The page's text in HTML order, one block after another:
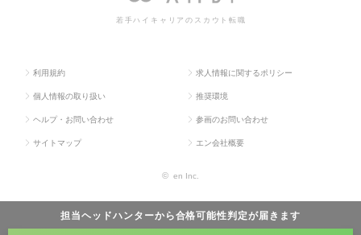
担当ヘッドハンターから合格可能性判定が届きます
若手ハイキャリアのスカウト転職
利用規約 求人情報に関するポリシー
個人情報の取り扱い 推奨環境
ヘルプ・お問い合わせ 参画のお問い合わせ
サイトマップ エン会社概要
© en Inc.